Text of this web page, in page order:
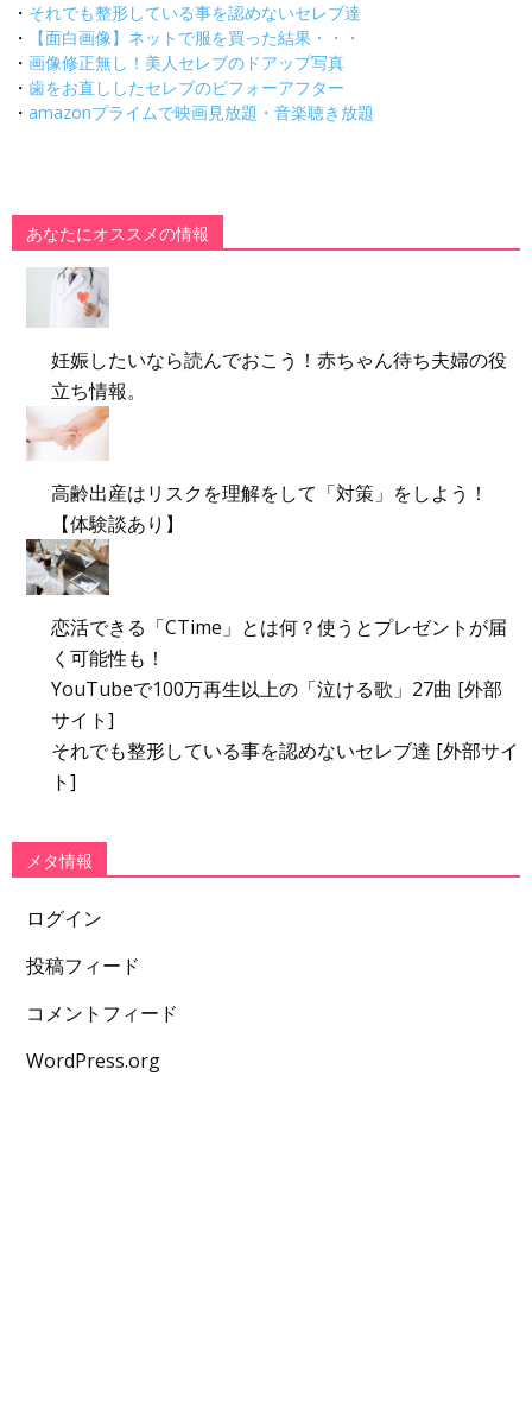
・ それでも整形している事を認めないセレブ達
・
【面白画像】ネットで服を買った結果・・・
・ 画像修正無し！美人セレブのドアップ写真
・ 歯をお直ししたセレブのビフォーアフター
・ amazonプライムで映画見放題・音楽聴き放題
あなたにオススメの情報
妊娠したいなら読んでおこう！赤ちゃん待ち夫婦の役
立ち情報。
高齢出産はリスクを理解をして「対策」をしよう！
【体験談あり】
恋活できる「CTime」とは何？使うとプレゼントが届
く可能性も！
YouTubeで100万再生以上の「泣ける歌」27曲 [外部
サイト]
それでも整形している事を認めないセレブ達 [外部サイ
ト]
メタ情報
ログイン
投稿フィード
コメントフィード
WordPress.org